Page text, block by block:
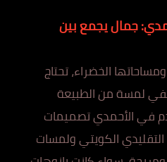
جمال يجمع بين
الخضراء، تحتاج
لمسة من الطبيعة
في الأحمدي تصميمات
الكويتي ولمسات